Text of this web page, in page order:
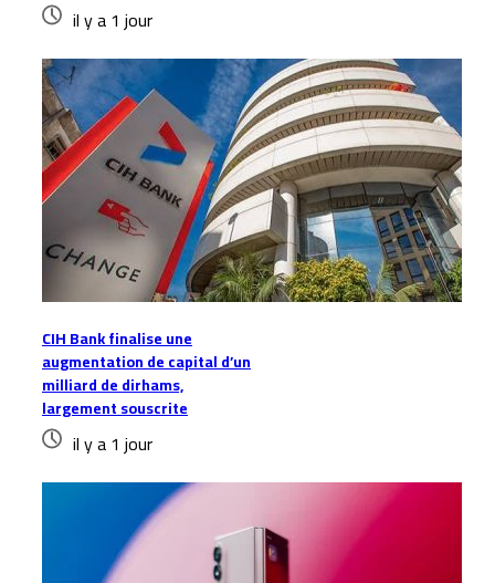
il y a 1 jour
CIH Bank finalise une
augmentation de capital d’un
milliard de dirhams,
largement souscrite
il y a 1 jour